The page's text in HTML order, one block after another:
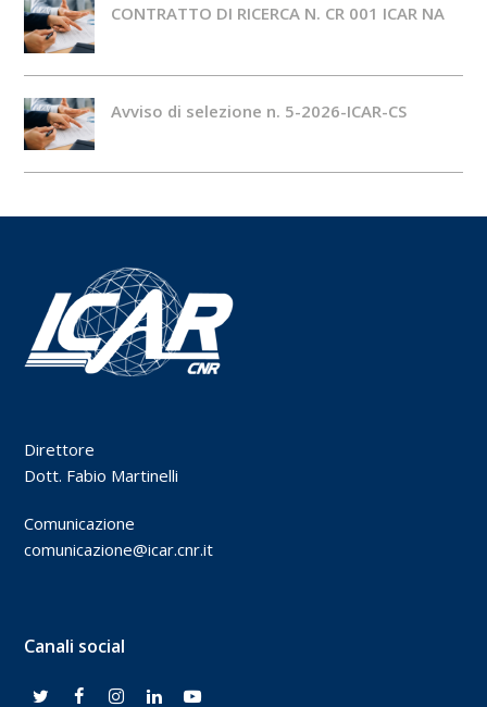
CONTRATTO DI RICERCA N. CR 001 ICAR NA
Avviso di selezione n. 5-2026-ICAR-CS
Direttore
Dott. Fabio Martinelli
Comunicazione
comunicazione@icar.cnr.it
Canali social